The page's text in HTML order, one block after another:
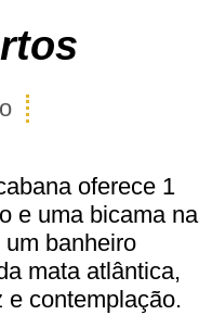
oferece 1
e uma bicama na
banheiro
mata atlântica,
e contemplação.